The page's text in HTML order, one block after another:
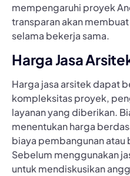
mempengaruhi proyek
transparan akan
selama bekerja sama.
Harga Jasa
Harga jasa arsitek dapat
kompleksitas proyek,
layanan yang diberikan.
menentukan harga
biaya pembangunan
Sebelum menggunakan
untuk mendiskusikan